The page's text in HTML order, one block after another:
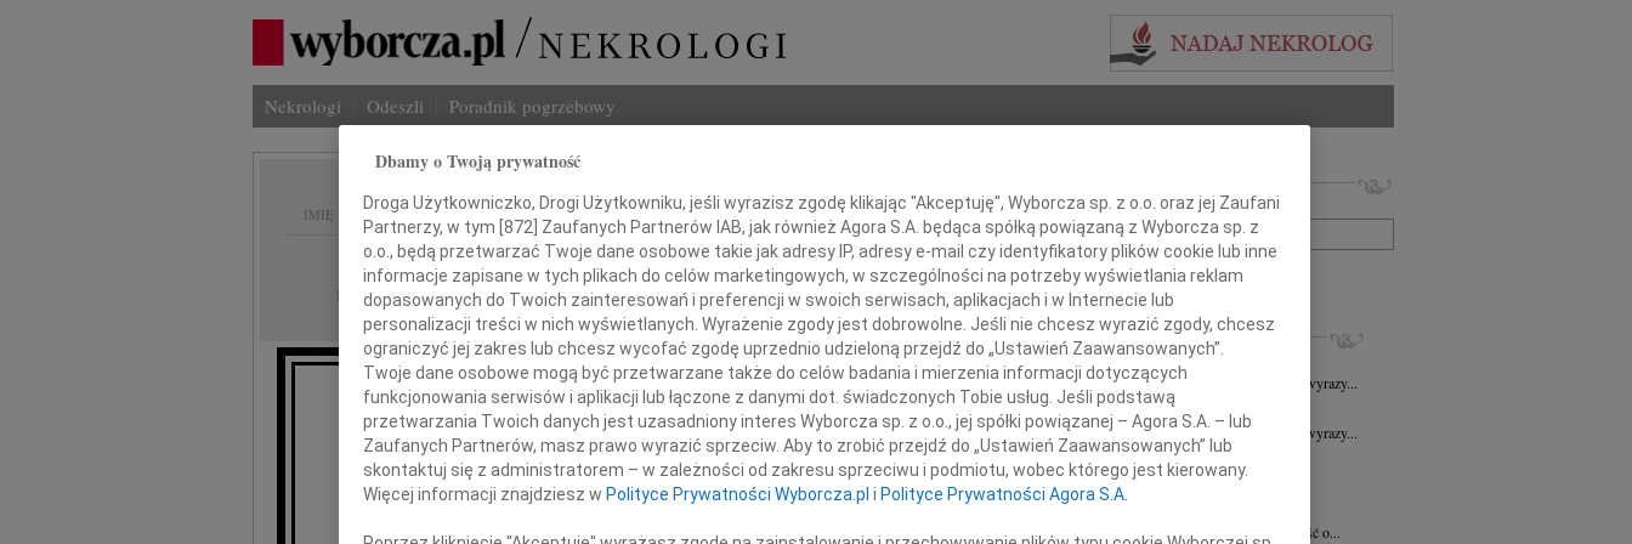
Nekrologi Odeszli Poradnik pogrzebowy
IMIĘ I NAZWISKO:
REGION: Wrocław
DATA EMISJI: 16.05.2025
Naszej Koleżance
Iwonie Zolich
Imię i nazwisko lub numer ogłoszenia:
+ szukanie zaawansowane
INNE NEKROLOGI
31.07.2026Wrocław
Panu Sędziemu Januszowi Kaspryszynowi wyrazy...
31.07.2026Wrocław
Panu Sędziemu Januszowi Kaspryszynowi wyrazy...
31.07.2026
Wrocław
Pani Iwonie Warachim wyrazy głębokiego...
30.07.2026
Z głębokim smutkiem przyjęliśmy wiadomość o...
Dbamy o Twoją prywatność
Droga Użytkowniczko, Drogi Użytkowniku, jeśli wyrazisz zgodę klikając "Akceptuję", Wyborcza sp. z o.o. oraz jej Zaufani
Partnerzy, w tym [872] Zaufanych Partnerów IAB, jak również Agora S.A. będąca spółką powiązaną z Wyborcza sp. z
o.o., będą przetwarzać Twoje dane osobowe takie jak adresy IP, adresy e-mail czy identyfikatory plików cookie lub inne
informacje zapisane w tych plikach do celów marketingowych, w szczególności na potrzeby wyświetlania reklam
dopasowanych do Twoich zainteresowań i preferencji w swoich serwisach, aplikacjach i w Internecie lub
personalizacji treści w nich wyświetlanych. Wyrażenie zgody jest dobrowolne. Jeśli nie chcesz wyrazić zgody, chcesz
ograniczyć jej zakres lub chcesz wycofać zgodę uprzednio udzieloną przejdź do „Ustawień Zaawansowanych”.
Twoje dane osobowe mogą być przetwarzane także do celów badania i mierzenia informacji dotyczących
funkcjonowania serwisów i aplikacji lub łączone z danymi dot. świadczonych Tobie usług. Jeśli podstawą
przetwarzania Twoich danych jest uzasadniony interes Wyborcza sp. z o.o., jej spółki powiązanej – Agora S.A. – lub
Zaufanych Partnerów, masz prawo wyrazić sprzeciw. Aby to zrobić przejdź do „Ustawień Zaawansowanych” lub
skontaktuj się z administratorem – w zależności od zakresu sprzeciwu i podmiotu, wobec którego jest kierowany.
Więcej informacji znajdziesz w Polityce Prywatności Wyborcza.pl i Polityce Prywatności Agora S.A.